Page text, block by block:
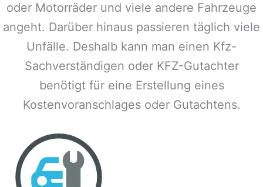
oder Motorräder und viele andere Fahrzeuge
angeht. Darüber hinaus passieren täglich viele
Unfälle. Deshalb kann man einen Kfz-
Sachverständigen oder KFZ-Gutachter
benötigt für eine Erstellung eines
Kostenvoranschlages oder Gutachtens.